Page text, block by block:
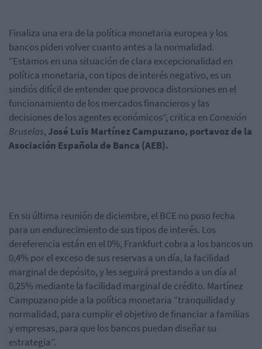
Finaliza una era de la política monetaria europea y los
bancos piden volver cuanto antes a la normalidad.
“Estamos en una situación de clara excepcionalidad en
política monetaria, con tipos de interés negativo, es un
sindiós difícil de entender que provoca distorsiones en el
funcionamiento de los mercados financieros y las
decisiones de los agentes económicos”, critica en Conexión
Bruselas, José Luis Martínez Campuzano, portavoz de la
Asociación Española de Banca (AEB).
En su última reunión de diciembre, el BCE no puso fecha
para un endurecimiento de sus tipos de interés. Los
dereferencia están en el 0%, Frankfurt cobra a los bancos un
0,4% por el exceso de sus reservas a un día, la facilidad
marginal de depósito, y les seguirá prestando a un día al
0,25% mediante la facilidad marginal de crédito. Martínez
Campuzano pide a la política monetaria “tranquilidad y
normalidad, para cumplir el objetivo de financiar a familias
y empresas, para que los bancos puedan diseñar su
estrategia”.